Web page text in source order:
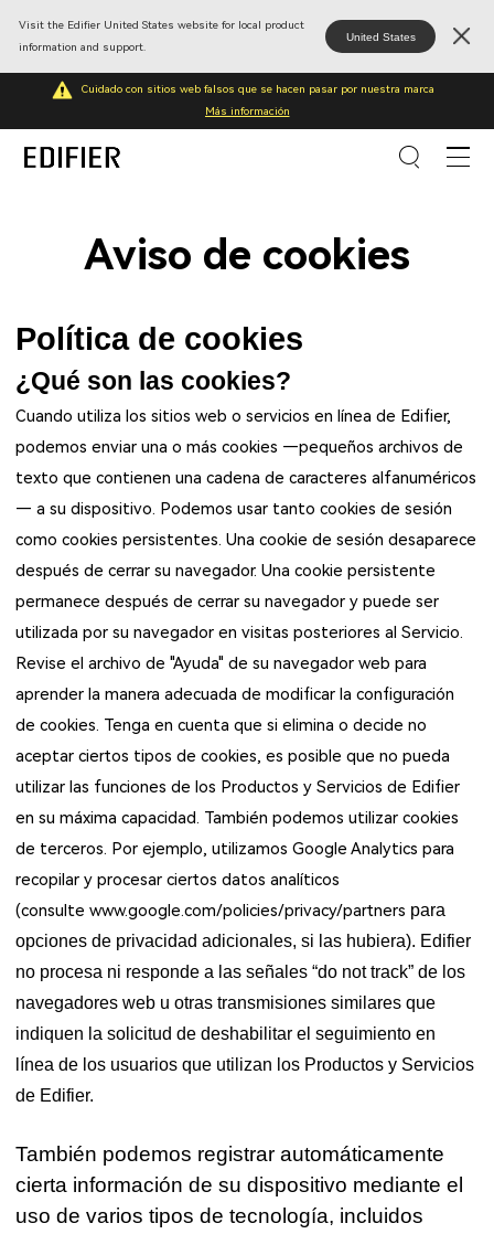
Visit the Edifier United States website for local product
information and support.
United States
Cuidado con sitios web falsos que se hacen pasar por nuestra marca
Más información
Aviso de cookies
Política de cookies
¿Qué son las cookies?
Cuando utiliza los sitios web o servicios en línea de Edifier,
podemos enviar una o más cookies —pequeños archivos de
texto que contienen una cadena de caracteres alfanuméricos
— a su dispositivo. Podemos usar tanto cookies de sesión
como cookies persistentes. Una cookie de sesión desaparece
después de cerrar su navegador. Una cookie persistente
permanece después de cerrar su navegador y puede ser
utilizada por su navegador en visitas posteriores al Servicio.
Revise el archivo de "Ayuda" de su navegador web para
aprender la manera adecuada de modificar la configuración
de cookies. Tenga en cuenta que si elimina o decide no
aceptar ciertos tipos de cookies, es posible que no pueda
utilizar las funciones de los Productos y Servicios de Edifier
en su máxima capacidad. También podemos utilizar cookies
de terceros. Por ejemplo, utilizamos Google Analytics para
recopilar y procesar ciertos datos analíticos
(consultewww.google.com/policies/privacy/partners para
opciones de privacidad adicionales, si las hubiera). Edifier
no procesa ni responde a las señales “do not track” de los
navegadores web u otras transmisiones similares que
indiquen la solicitud de deshabilitar el seguimiento en
línea de los usuarios que utilizan los Productos y Servicios
de Edifier.
También podemos registrar automáticamente
cierta información de su dispositivo mediante el
uso de varios tipos de tecnología, incluidos